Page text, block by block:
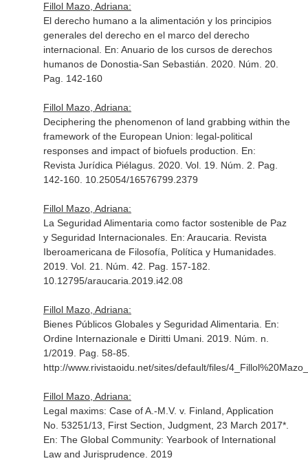
Fillol Mazo, Adriana:
El derecho humano a la alimentación y los principios
generales del derecho en el marco del derecho
internacional. En: Anuario de los cursos de derechos
humanos de Donostia-San Sebastián . 2020. Núm. 20.
Pag. 142-160
Fillol Mazo, Adriana:
Deciphering the phenomenon of land grabbing within the
framework of the European Union: legal-political
responses and impact of biofuels production. En:
Revista Jurídica Piélagus. 2020. Vol. 19. Núm. 2. Pag.
142-160. 10.25054/16576799.2379
Fillol Mazo, Adriana:
La Seguridad Alimentaria como factor sostenible de Paz
y Seguridad Internacionales. En: Araucaria. Revista
Iberoamericana de Filosofía, Política y Humanidades.
2019. Vol. 21. Núm. 42. Pag. 157-182.
10.12795/araucaria.2019.i42.08
Fillol Mazo, Adriana:
Bienes Públicos Globales y Seguridad Alimentaria. En:
Ordine Internazionale e Diritti Umani. 2019. Núm. n.
1/2019. Pag. 58-85.
http://www.rivistaoidu.net/sites/default/files/
Fillol Mazo, Adriana:
Legal maxims: Case of A.-M.V. v. Finland, Application
No. 53251/13, First Section, Judgment, 23 March 2017*.
En: The Global Community: Yearbook of International
Law and Jurisprudence. 2019